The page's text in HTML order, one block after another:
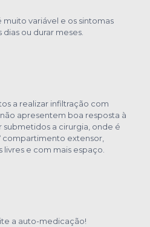
variável e os sintomas
ou durar meses.
a realizar infiltração com
apresentem boa resposta à
submetidos a cirurgia, onde é
compartimento extensor,
e com mais espaço.
a auto-medicação!